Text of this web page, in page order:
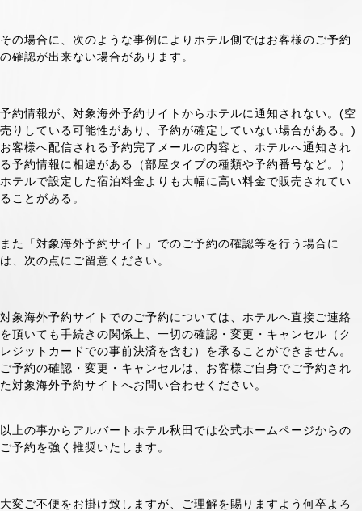
その場合に、次のような事例によりホテル側ではお客様のご予約
の確認が出来ない場合があります。
予約情報が、対象海外予約サイトからホテルに通知されない。(空
売りしている可能性があり、予約が確定していない場合がある。)
お客様へ配信される予約完了メールの内容と、ホテルへ通知され
る予約情報に相違がある（部屋タイプの種類や予約番号など。）
ホテルで設定した宿泊料金よりも大幅に高い料金で販売されてい
ることがある。
また「対象海外予約サイト」でのご予約の確認等を行う場合に
は、次の点にご留意ください。
対象海外予約サイトでのご予約については、ホテルへ直接ご連絡
を頂いても手続きの関係上、一切の確認・変更・キャンセル（ク
レジットカードでの事前決済を含む）を承ることができません。
ご予約の確認・変更・キャンセルは、お客様ご自身でご予約され
た対象海外予約サイトへお問い合わせください。
以上の事からアルバートホテル秋田では公式ホームページからの
ご予約を強く推奨いたします。
大変ご不便をお掛け致しますが、ご理解を賜りますよう何卒よろ